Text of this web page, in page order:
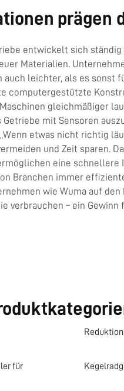
prägen
entwickelt sich
Materialien.
auch leichter, als es sonst
computergestützte
gleichmäßiger
Getriebe mit Sensoren
etwas nicht richtig
und Zeit sparen.
eine
Branchen immer
wie Wuma auf
verbrauchen – ein Gewinn
für